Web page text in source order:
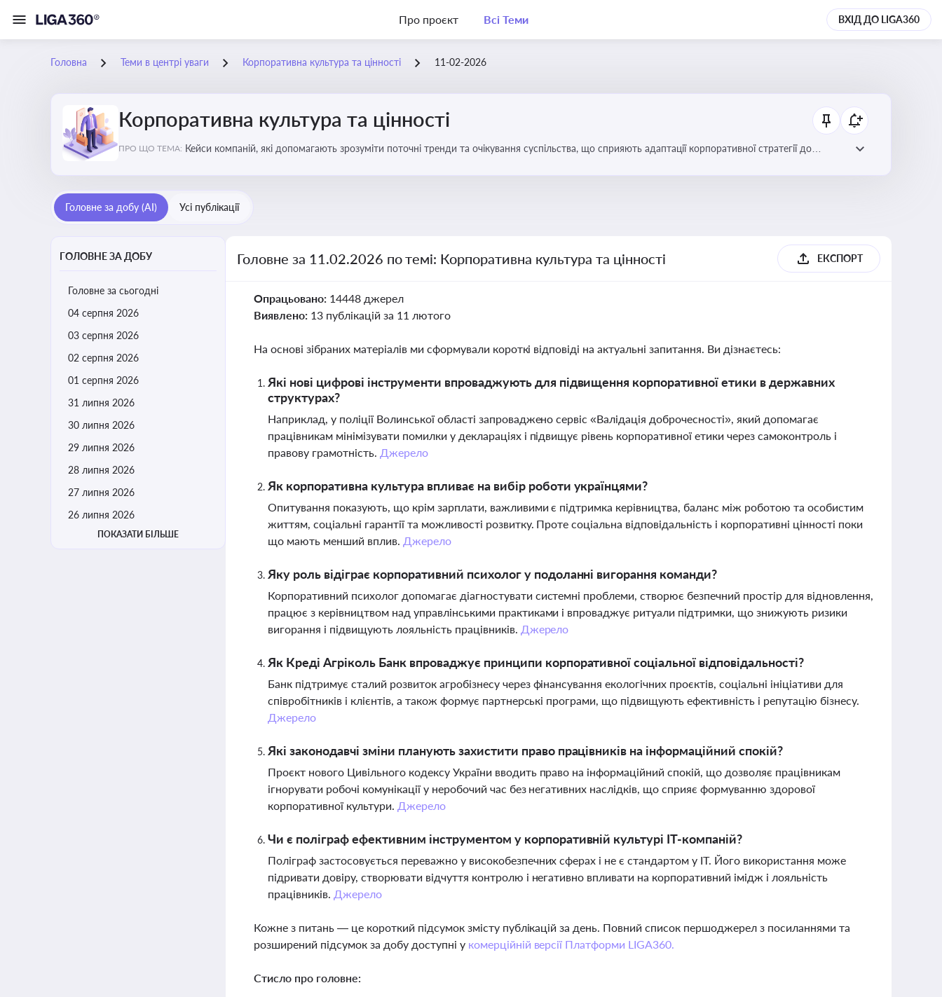
Про проєкт Всі Теми ВХІД ДО LIGA360
Головна Теми в центрі уваги Корпоративна культура та цінності 11-02-2026
Корпоративна культура та цінності
ПРО ЩО ТЕМА: Кейси компаній, які допомагають зрозуміти поточні тренди та очікування суспільства, що сприяють адаптації корпоративної стратегії до
Головне за добу (AI) Усі публікації
ГОЛОВНЕ ЗА ДОБУ
Головне за сьогодні
04 серпня 2026
03 серпня 2026
02 серпня 2026
01 серпня 2026
31 липня 2026
30 липня 2026
29 липня 2026
28 липня 2026
27 липня 2026
26 липня 2026
ПОКАЗАТИ БІЛЬШЕ
Головне за 11.02.2026 по темі: Корпоративна культура та цінності ЕКСПОРТ
Опрацьовано: 14448 джерел
Виявлено: 13 публікацій за 11 лютого
На основі зібраних матеріалів ми сформували короткі відповіді на актуальні запитання. Ви дізнаєтесь:
Які нові цифрові інструменти впроваджують для підвищення корпоративної етики в державних
структурах?
Наприклад, у поліції Волинської області запроваджено сервіс «Валідація доброчесності», який допомагає
працівникам мінімізувати помилки у деклараціях і підвищує рівень корпоративної етики через самоконтроль і
правову грамотність. Джерело
Як корпоративна культура впливає на вибір роботи українцями?
Опитування показують, що крім зарплати, важливими є підтримка керівництва, баланс між роботою та особистим
життям, соціальні гарантії та можливості розвитку. Проте соціальна відповідальність і корпоративні цінності поки
що мають менший вплив. Джерело
Яку роль відіграє корпоративний психолог у подоланні вигорання команди?
Корпоративний психолог допомагає діагностувати системні проблеми, створює безпечний простір для відновлення,
працює з керівництвом над управлінськими практиками і впроваджує ритуали підтримки, що знижують ризики
вигорання і підвищують лояльність працівників. Джерело
Як Креді Агріколь Банк впроваджує принципи корпоративної соціальної відповідальності?
Банк підтримує сталий розвиток агробізнесу через фінансування екологічних проєктів, соціальні ініціативи для
співробітників і клієнтів, а також формує партнерські програми, що підвищують ефективність і репутацію бізнесу.
Джерело
Які законодавчі зміни планують захистити право працівників на інформаційний спокій?
Проєкт нового Цивільного кодексу України вводить право на інформаційний спокій, що дозволяє працівникам
ігнорувати робочі комунікації у неробочий час без негативних наслідків, що сприяє формуванню здорової
корпоративної культури. Джерело
Чи є поліграф ефективним інструментом у корпоративній культурі IT-компаній?
Поліграф застосовується переважно у високобезпечних сферах і не є стандартом у IT. Його використання може
підривати довіру, створювати відчуття контролю і негативно впливати на корпоративний імідж і лояльність
працівників. Джерело
Кожне з питань — це короткий підсумок змісту публікацій за день. Повний список першоджерел з посиланнями та
розширений підсумок за добу доступні у комерційній версії Платформи LIGA360.
Стисло про головне: